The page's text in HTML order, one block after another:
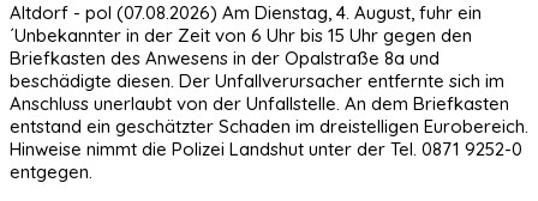
Altdorf - pol (07.08.2026) Am Dienstag, 4. August, fuhr ein
´Unbekannter in der Zeit von 6 Uhr bis 15 Uhr gegen den
Briefkasten des Anwesens in der Opalstraße 8a und
beschädigte diesen. Der Unfallverursacher entfernte sich im
Anschluss unerlaubt von der Unfallstelle. An dem Briefkasten
entstand ein geschätzter Schaden im dreistelligen Eurobereich.
Hinweise nimmt die Polizei Landshut unter der Tel. 0871 9252-0
entgegen.